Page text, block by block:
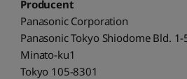
Producent
Panasonic Corporation
Panasonic Tokyo Shiodome Bld.
Minato-ku1
Tokyo 105-8301